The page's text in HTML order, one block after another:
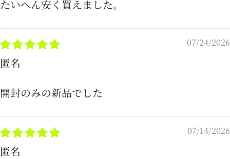
たいへん安く買えました。
07/24/2026
匿名
開封のみの新品でした
07/14/2026
匿名